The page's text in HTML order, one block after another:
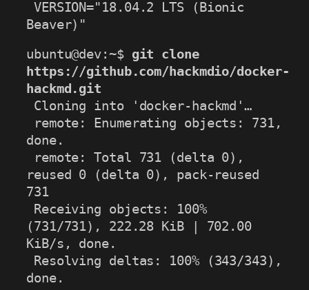
Beaver)"
ubuntu@dev:~$ git clone
https://github.com/hackmdio/docker-
hackmd.git
done.
reused 0 (delta 0), pack-reused
731
(731/731), 222.28 KiB | 702.00
KiB/s, done.
done.